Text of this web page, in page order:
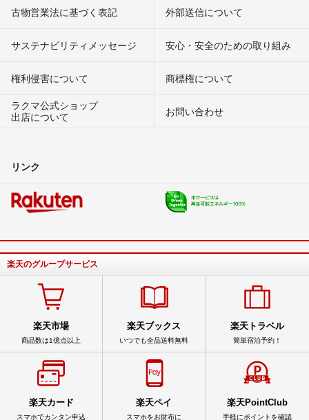
古物営業法に基づく表記 外部送信について
サステナビリティメッセージ 安心・安全のための取り組み
権利侵害について
商標権について
ラクマ公式ショップ
出店について
お問い合わせ
リンク
楽天のグループサービス
楽天市場
商品数は1億点以上
楽天ブックス
いつでも全品送料無料
楽天トラベル
簡単宿泊予約！
楽天カード
スマホでカンタン申込
楽天ペイ
スマホをお財布に
楽天PointClub
手軽にポイントを確認